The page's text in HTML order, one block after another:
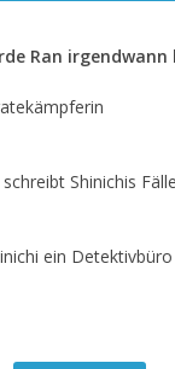
Ran irgendwann
Shinichis
ein Detektivbüro